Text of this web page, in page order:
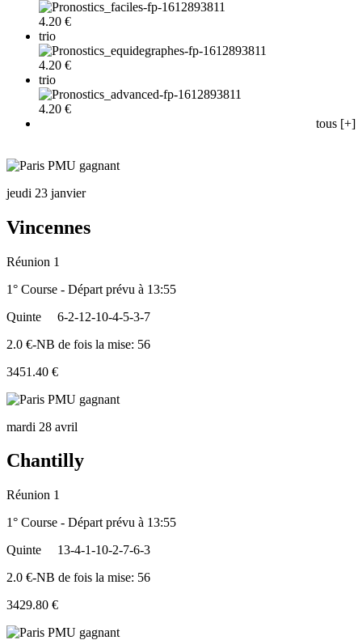
4.20 €
trio
4.20 €
trio
4.20 €
tous [+]
jeudi 23 janvier
Vincennes
Réunion 1
1° Course - Départ prévu à 13:55
Quinte
6-2-12-10-4-5-3-7
2.0 €-NB de fois la mise: 56
3451.40 €
mardi 28 avril
Chantilly
Réunion 1
1° Course - Départ prévu à 13:55
Quinte
13-4-1-10-2-7-6-3
2.0 €-NB de fois la mise: 56
3429.80 €